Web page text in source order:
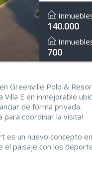
140.000
700
Greenville Polo &
E en inmejorable
de forma privada.
para coordinar la visita!
es un nuevo concepto
el paisaje con los
de hotelería de
de la Capital Federal